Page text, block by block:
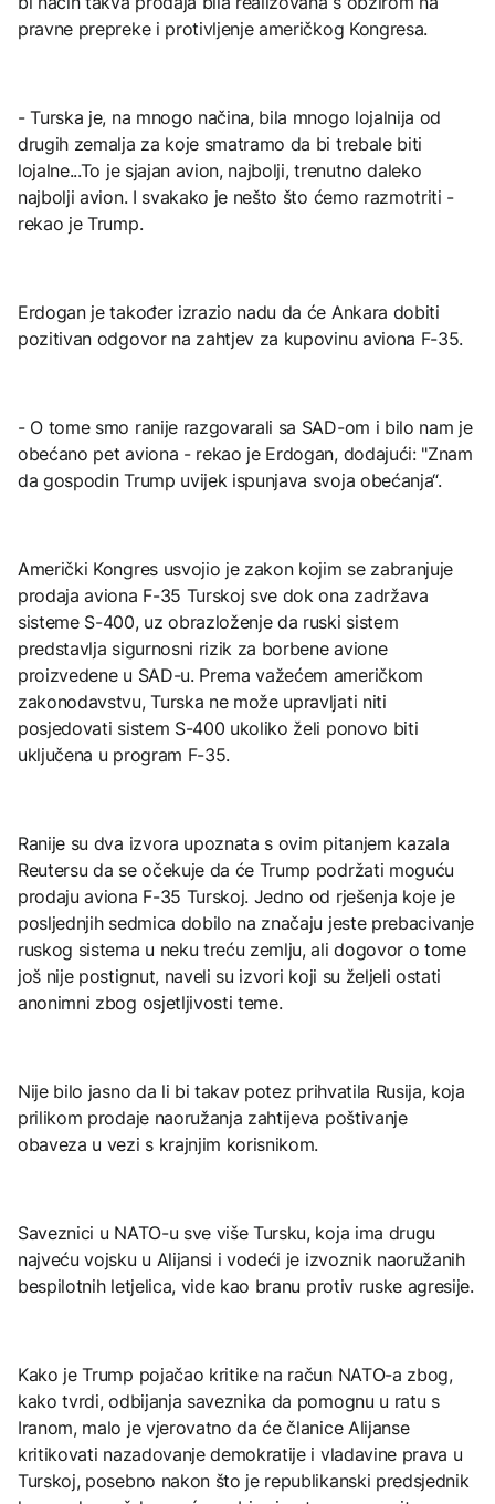
pravne prepreke i protivljenje američkog Kongresa.
- Turska je, na mnogo načina, bila mnogo lojalnija od
drugih zemalja za koje smatramo da bi trebale biti
lojalne...To je sjajan avion, najbolji, trenutno daleko
najbolji avion. I svakako je nešto što ćemo razmotriti -
rekao je Trump.
Erdogan je također izrazio nadu da će Ankara dobiti
pozitivan odgovor na zahtjev za kupovinu aviona F-35.
- O tome smo ranije razgovarali sa SAD-om i bilo nam je
obećano pet aviona - rekao je Erdogan, dodajući: "Znam
da gospodin Trump uvijek ispunjava svoja obećanja“.
Američki Kongres usvojio je zakon kojim se zabranjuje
prodaja aviona F-35 Turskoj sve dok ona zadržava
sisteme S-400, uz obrazloženje da ruski sistem
predstavlja sigurnosni rizik za borbene avione
proizvedene u SAD-u. Prema važećem američkom
zakonodavstvu, Turska ne može upravljati niti
posjedovati sistem S-400 ukoliko želi ponovo biti
uključena u program F-35.
Ranije su dva izvora upoznata s ovim pitanjem kazala
Reutersu da se očekuje da će Trump podržati moguću
prodaju aviona F-35 Turskoj. Jedno od rješenja koje je
posljednjih sedmica dobilo na značaju jeste prebacivanje
ruskog sistema u neku treću zemlju, ali dogovor o tome
još nije postignut, naveli su izvori koji su željeli ostati
anonimni zbog osjetljivosti teme.
Nije bilo jasno da li bi takav potez prihvatila Rusija, koja
prilikom prodaje naoružanja zahtijeva poštivanje
obaveza u vezi s krajnjim korisnikom.
Saveznici u NATO-u sve više Tursku, koja ima drugu
najveću vojsku u Alijansi i vodeći je izvoznik naoružanih
bespilotnih letjelica, vide kao branu protiv ruske agresije.
Kako je Trump pojačao kritike na račun NATO-a zbog,
kako tvrdi, odbijanja saveznika da pomognu u ratu s
Iranom, malo je vjerovatno da će članice Alijanse
kritikovati nazadovanje demokratije i vladavine prava u
Turskoj, posebno nakon što je republikanski predsjednik